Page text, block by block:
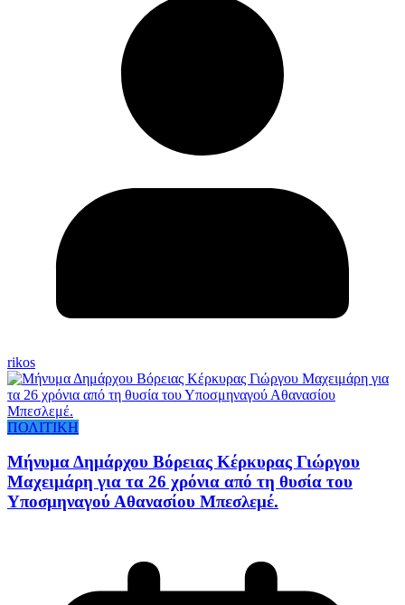
rikos
ΠΟΛΙΤΙΚΗ
Μήνυμα Δημάρχου Βόρειας Κέρκυρας Γιώργου
Μαχειμάρη για τα 26 χρόνια από τη θυσία του
Υποσμηναγού Αθανασίου Μπεσλεμέ.